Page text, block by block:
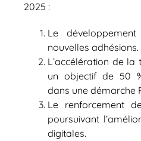
2025 :
Le
nouvelles adhésions.
L’accélération de
un objectif de 50
dans une démarche
Le renforcement
poursuivant
digitales.